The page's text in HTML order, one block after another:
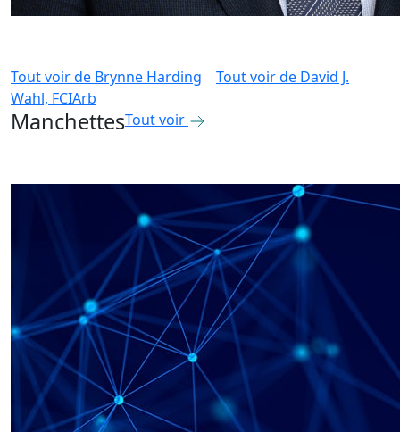
Tout voir de Brynne Harding Tout voir de David J.
Wahl, FCIArb
ManchettesTout voir